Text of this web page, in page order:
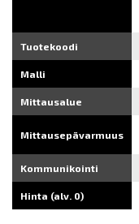
Tuotekoodi
Malli
Mittausalue
Mittausepävarmuus
Kommunikointi
Hinta (alv. 0)